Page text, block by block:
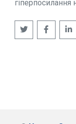
гіперпосилання